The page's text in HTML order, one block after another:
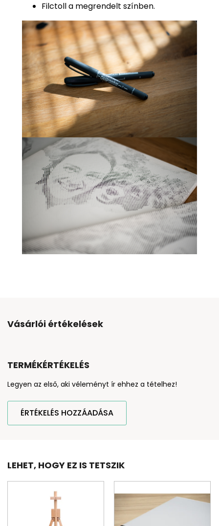
Filctoll a megrendelt színben.
Vásárlói értékelések
TERMÉKÉRTÉKELÉS
Legyen az első, aki véleményt ír ehhez a tételhez!
ÉRTÉKELÉS HOZZÁADÁSA
LEHET, HOGY EZ IS TETSZIK